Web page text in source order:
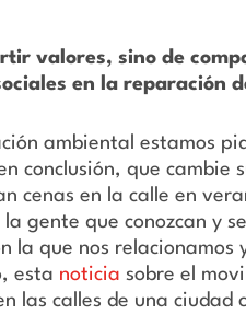
valores, sino de
en la reparación
ambiental estamos
conclusión, que
cenas en la calle en
gente que conozcan y
la que nos
esta noticia sobre el
las calles de una